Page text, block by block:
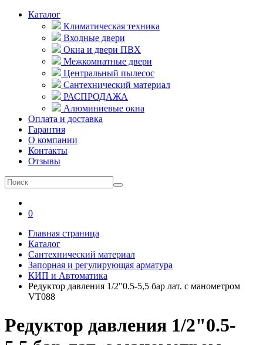
Каталог
Климатическая техника
Входные двери
Окна и двери ПВХ
Межкомнатные двери
Центральный пылесос
Сантехнический материал
РАСПРОДАЖА
Алюминиевые окна
Оплата и доставка
Гарантия
О компании
Контакты
Отзывы
0
Главная страница
Каталог
Сантехнический материал
Запорная и регулирующая арматура
КИП и Автоматика
Редуктор давления 1/2"0.5-5,5 бар лат. с манометром
VT088
Редуктор давления 1/2"0.5-